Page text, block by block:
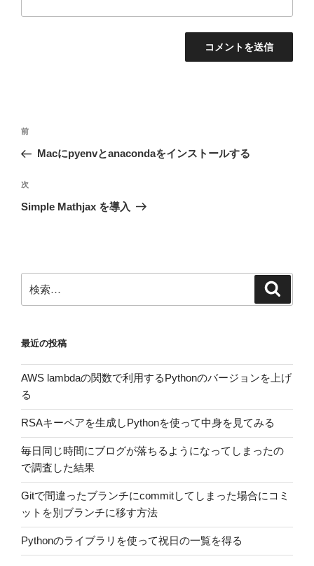
投
ナ
ビ
ゲ
ン
前
の
稿
前
Macにpyenvとanacondaをインストールする
次
の
次
Simple Mathjax を導入
索:
最近の投稿
AWS lambdaの関数で利用するPythonのバージョンを上げ
る
RSAキーペアを生成しPythonを使って中身を見てみる
毎日同じ時間にブログが落ちるようになってしまったの
で調査した結果
Gitで間違ったブランチにcommitしてしまった場合にコミ
ットを別ブランチに移す方法
Pythonのライブラリを使って祝日の一覧を得る